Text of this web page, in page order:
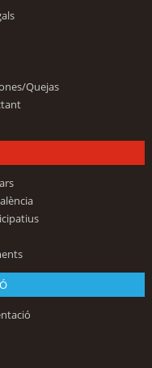
Quejas